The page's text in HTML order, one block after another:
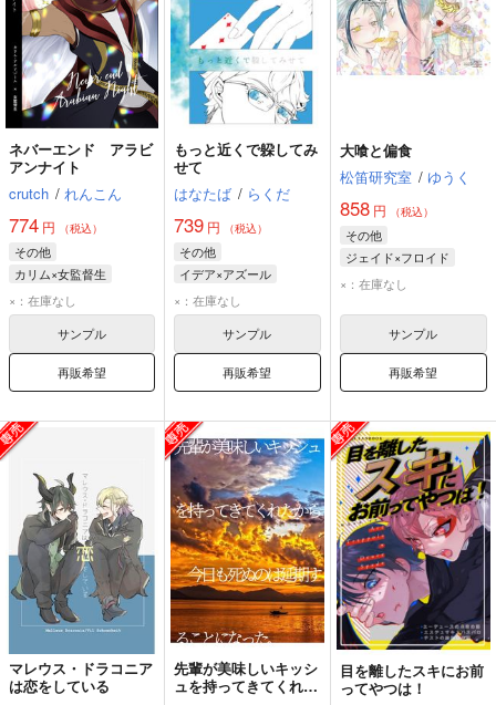
ネバーエンド アラビ
アンナイト
crutch / れんこん
774 円 （税込）
その他
カリム×女監督生
カリム・アルアジーム
女監督生
×：在庫なし
サンプル
再販希望
もっと近くで躱してみ
せて
はなたば / らくだ
739 円 （税込）
その他
イデア×アズール
イデア・シュラウド
×：在庫なし
サンプル
再販希望
大喰と偏食
松笛研究室 / ゆうく
858円 （税込）
その他
ジェイド×フロイド
フロイド・リーチ
×：在庫なし
サンプル
再販希望
マレウス・ドラコニア
は恋をしている
先輩が美味しいキッシ
ュを持ってきてくれた
目を離したスキにお前
ってやつは！